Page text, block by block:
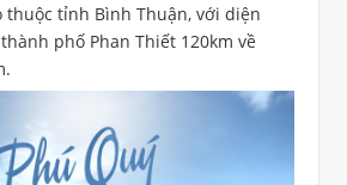
thuộc tỉnh Bình Thuận, với diện
phố Phan Thiết 120km về